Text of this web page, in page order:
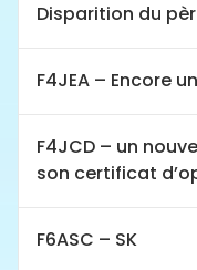
Disparition du
F4JEA – Encore
F4JCD – un
son certificat
F6ASC – SK